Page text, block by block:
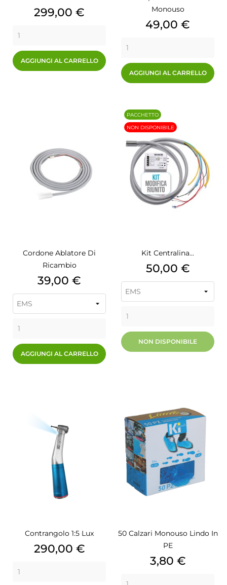
Prezzo
299,00 €
AGGIUNGI AL CARRELLO
Monouso
Prezzo
49,00 €
AGGIUNGI AL CARRELLO
Cordone Ablatore Di
Ricambio
Prezzo
39,00 €
AGGIUNGI AL CARRELLO
Kit Centralina...
Prezzo
50,00 €
NON DISPONIBILE
PACCHETTO
NON DISPONIBILE
Contrangolo 1:5 Lux
Prezzo
290,00 €
50 Calzari Monouso Lindo In
PE
Prezzo
3,80 €